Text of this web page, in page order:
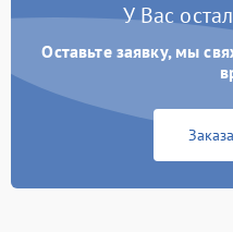
У Вас
Оставьте заявку, мы